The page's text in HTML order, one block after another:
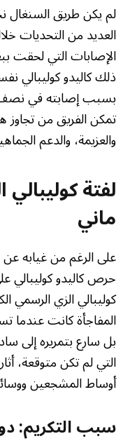
لم يكن طريق السنغال
العديد من التحديات
الإصابات التي لحقت
ذلك كاليدو كوليبالي
بسبب إصابته في نصف
تمكن الفريق من
والعزيمة، والدعم
لفتة
ماني
على الرغم من غيابه عن
حرص كاليدو كوليبالي
كوليبالي الزي الرسمي
المفاجأة كانت عندما
بل سارع بتمريره إلى
التي لم تكن متوقعة،
أوساط المشجعين
سبب التكريم: